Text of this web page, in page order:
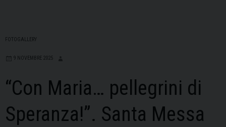
FOTOGALLERY
9 NOVEMBRE 2025
“Con Maria… pellegrini di
Speranza!”. Santa Messa